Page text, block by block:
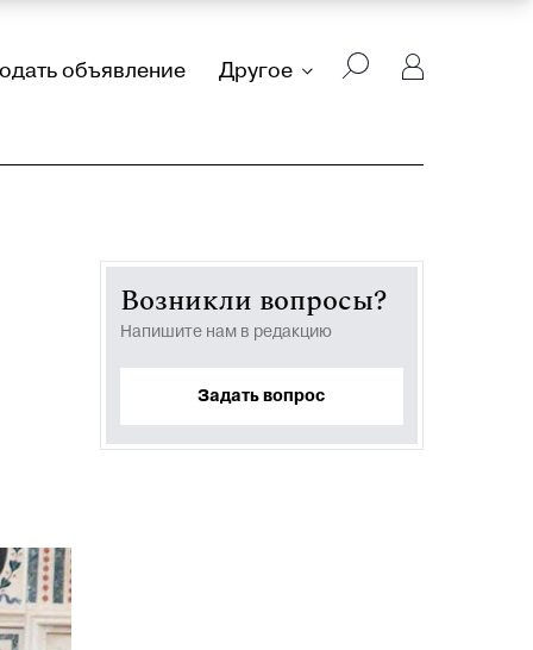
объявление Другое
Возникли вопросы?
Напишите нам в редакцию
Задать вопрос